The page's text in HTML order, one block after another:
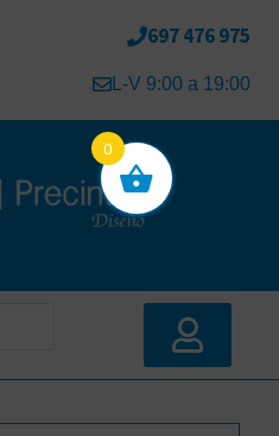
697 476 975
L-V 9:00 a 19:00
0